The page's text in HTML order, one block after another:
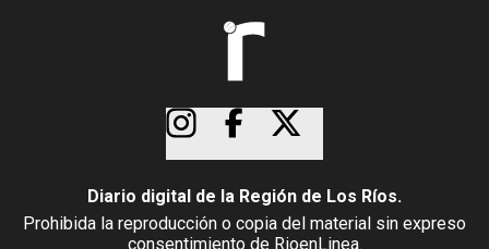
Diario digital de la Región de Los Ríos.
Prohibida la reproducción o copia del material sin expreso
consentimiento de RioenLinea.